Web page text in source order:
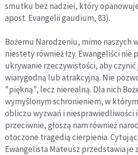
smutku bez nadziei, który
apost. Evangelii gaudium, 83).
Bożemu Narodzeniu, mimo naszych
niestety również łzy. Ewangeliści nie
ukrywanie rzeczywistości, aby czynić
wiarygodną lub atrakcyjną. Nie
"piękną", lecz nierealną. Dla nich
wymyślonym schronieniem, w
obliczu wyzwań i niesprawiedliwości
przeciwnie, głoszą nam również
otoczone tragedią cierpienia.
Ewangelista Mateusz przedstawia je